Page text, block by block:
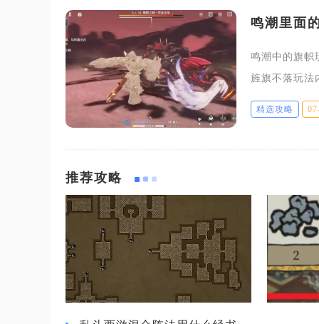
鸣潮里面
鸣潮中的旗帜
旌旗不落玩法
就能高效利用
率。召唤
精选攻略
推荐攻略